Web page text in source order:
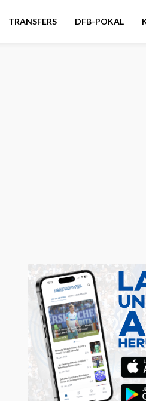
TRANSFERS DFB-POKAL